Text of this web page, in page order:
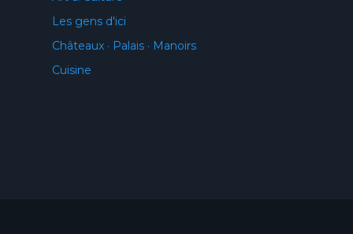
Les gens d'ici
Châteaux · Palais · Manoirs
Cuisine